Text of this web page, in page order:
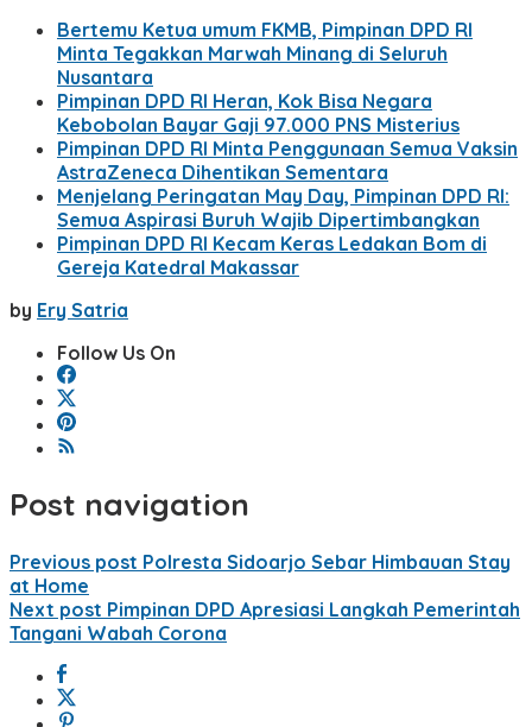
Bertemu Ketua umum FKMB, Pimpinan DPD RI
Minta Tegakkan Marwah Minang di Seluruh
Nusantara
Pimpinan DPD RI Heran, Kok Bisa Negara
Kebobolan Bayar Gaji 97.000 PNS Misterius
Pimpinan DPD RI Minta Penggunaan Semua Vaksin
AstraZeneca Dihentikan Sementara
Menjelang Peringatan May Day, Pimpinan DPD RI:
Semua Aspirasi Buruh Wajib Dipertimbangkan
Pimpinan DPD RI Kecam Keras Ledakan Bom di
Gereja Katedral Makassar
by Ery Satria
Follow Us On
Post navigation
Previous post Polresta Sidoarjo Sebar Himbauan Stay
at Home
Next post Pimpinan DPD Apresiasi Langkah Pemerintah
Tangani Wabah Corona